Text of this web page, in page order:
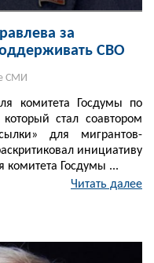
за
СВО
СМИ
комитета Госдумы по
стал соавтором
для мигрантов-
инициативу
комитета Госдумы ...
Читать далее